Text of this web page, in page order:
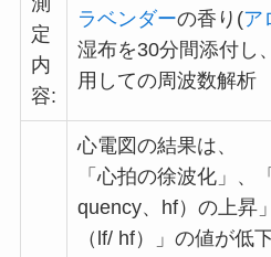
定
内
容:
ラベンダーの香り(ア
湿布を30分間添付し
用しての周波数解析
心電図の結果は、
「心拍の徐波化」、
quency、hf）の上昇
（lf/ hf）」の値が低